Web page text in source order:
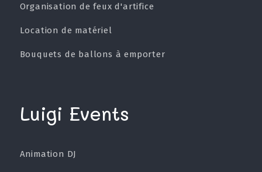
Organisation de feux d'artifice
Location de matériel
Bouquets de ballons à emporter
Luigi Events
Animation DJ